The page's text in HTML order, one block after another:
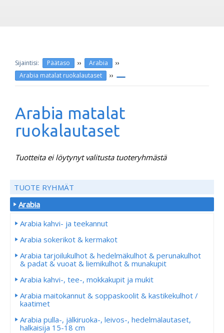
Päätaso ›› Arabia ››
Arabia matalat ruokalautaset ››
Arabia matalat
ruokalautaset
Tuotteita ei löytynyt valitusta tuoteryhmästä
TUOTE RYHMÄT
Arabia
Arabia kahvi- ja teekannut
Arabia sokerikot & kermakot
Arabia tarjoilukulhot & hedelmäkulhot & perunakulhot
& padat & vuoat & liemikulhot & munakupit
Arabia kahvi-, tee-, mokkakupit ja mukit
Arabia maitokannut & soppaskoolit & kastikekulhot /
kaatimet
Arabia pulla-, jälkiruoka-, leivos-, hedelmälautaset,
halkaisija 15-18 cm